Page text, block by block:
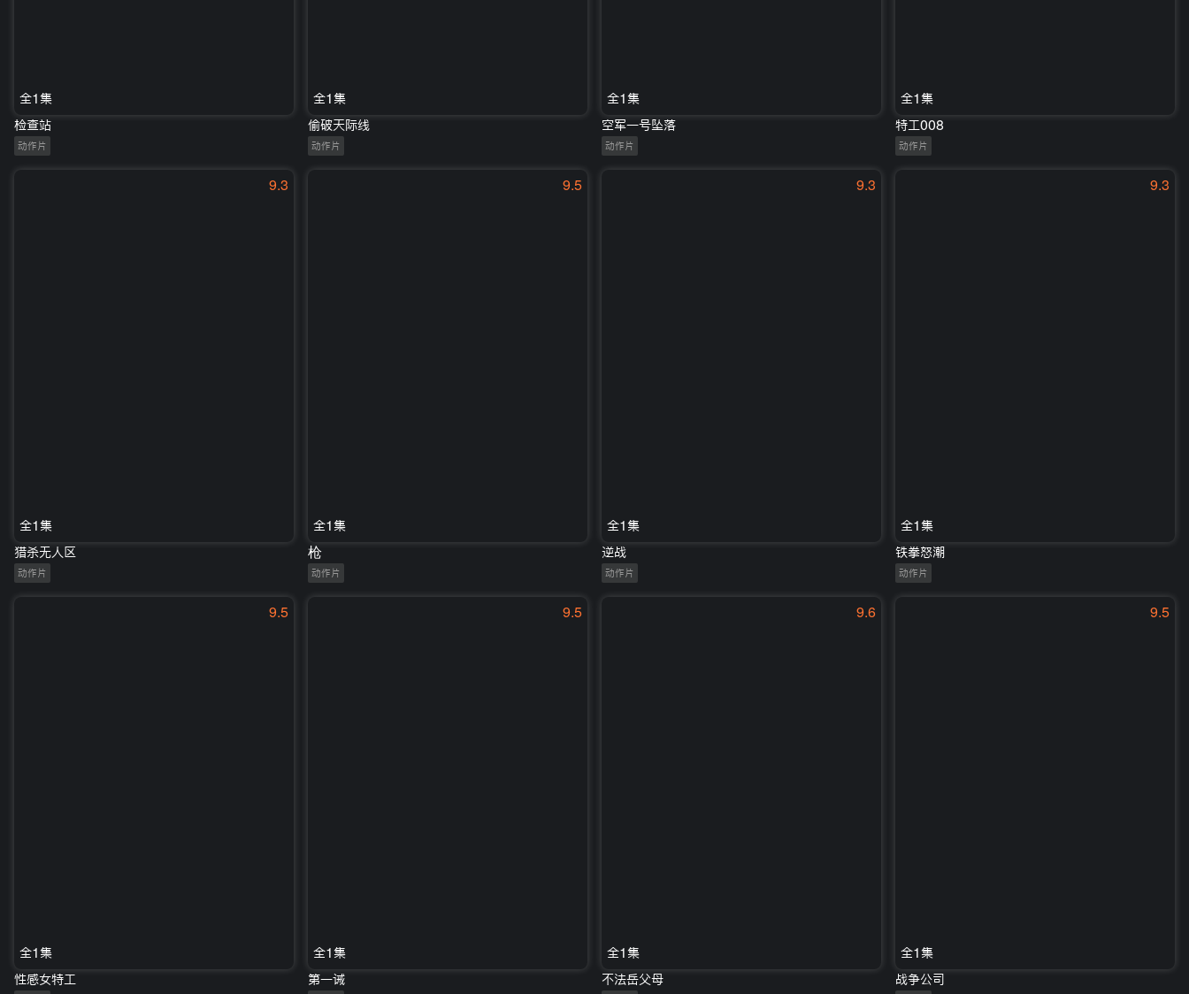
全1集
检查站
动作片
全1集
偷破天际线
动作片
全1集
空军一号坠落
动作片
全1集
特工008
动作片
9.3
全1集
猎杀无人区
动作片
9.5
全1集
枪
动作片
9.3
全1集
逆战
动作片
9.3
全1集
铁拳怒潮
动作片
9.5
全1集
性感女特工
9.5
全1集
第一诫
9.6
全1集
不法岳父母
9.5
全1集
战争公司